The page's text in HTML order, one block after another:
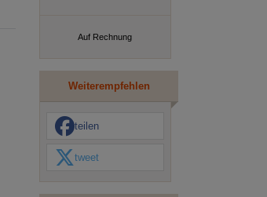
Auf Rechnung
Weiterempfehlen
teilen
tweet